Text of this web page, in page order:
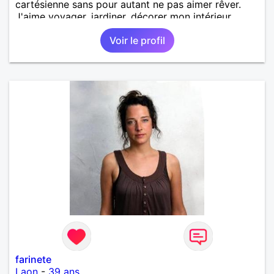
cartésienne sans pour autant ne pas aimer rêver.
J'aime voyager, jardiner, décorer mon intérieur,...
Voir le profil
farinete
Laon - 39 ans